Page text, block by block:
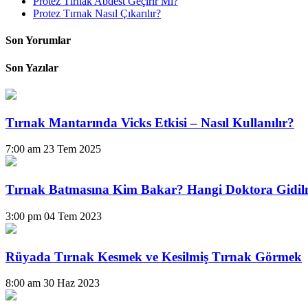
Protez Tırnak Nasıl Çıkarılır?
Son Yorumlar
Son Yazılar
Tırnak Mantarında Vicks Etkisi – Nasıl Kullanılır?
7:00 am 23 Tem 2025
Tırnak Batmasına Kim Bakar? Hangi Doktora
3:00 pm 04 Tem 2023
Rüyada Tırnak Kesmek ve Kesilmiş Tırnak Görmek
8:00 am 30 Haz 2023